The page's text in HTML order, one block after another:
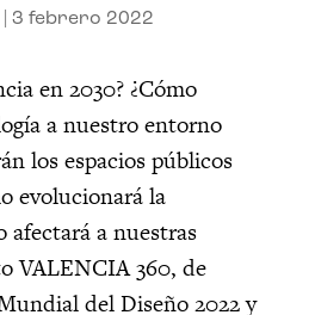
3 febrero 2022
en 2030? ¿Cómo
a nuestro entorno
los espacios públicos
evolucionará la
a nuestras
VALENCIA 360, de
del Diseño 2022 y